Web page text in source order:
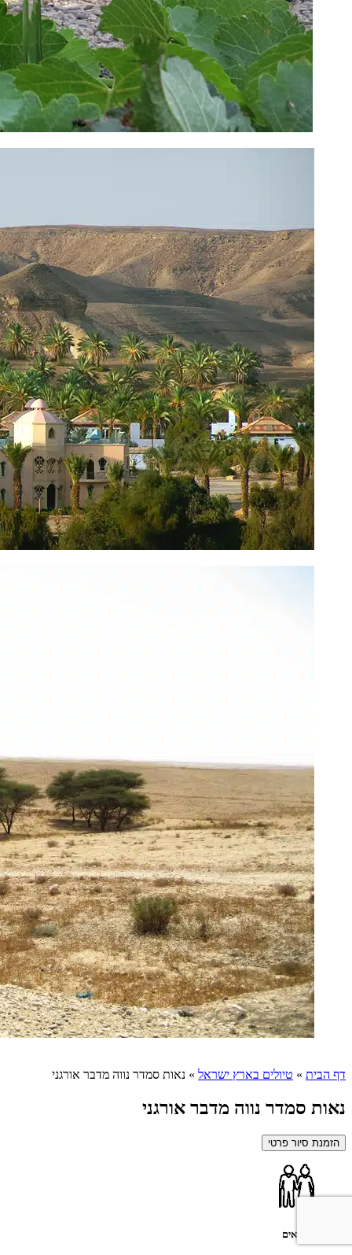
דף הבית » טיולים בארץ ישראל » נאות סמדר נווה מדבר אורגני
נאות סמדר נווה מדבר אורגני
הזמנת סיור פרטי
מתאים לגמלאים